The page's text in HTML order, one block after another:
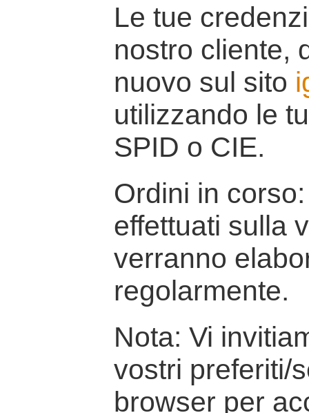
Le tue
nostro cliente,
nuovo sul sito
utilizzando le
SPID o CIE.
Ordini in
effettuati sulla
verranno
regolarmente.
Nota: Vi
vostri preferiti/
browser per